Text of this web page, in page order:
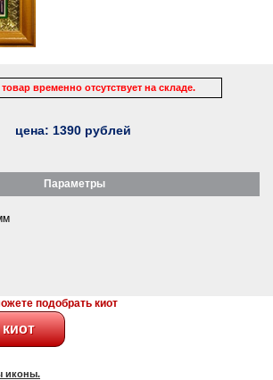
временно отсутствует на складе.
цена: 1390 рублей
Параметры
подобрать киот
иконы.